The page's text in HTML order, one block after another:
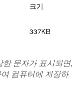
크기
337KB
한 문자가 표시되면,
컴퓨터에 저장하